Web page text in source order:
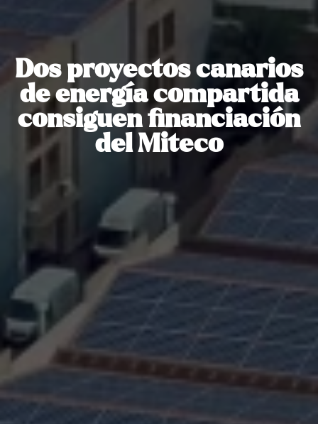
Dos proyectos canarios
de energía compartida
consiguen financiación
del Miteco